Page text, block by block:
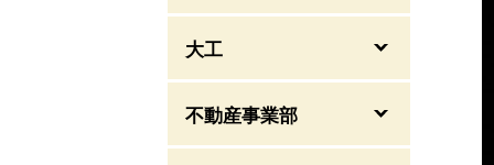
大工
不動産事業部